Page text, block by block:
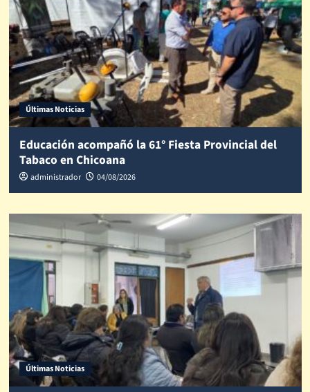
Últimas Noticias
Educación acompañó la 61° Fiesta Provincial del
Tabaco en Chicoana
administrador 04/08/2026
Últimas Noticias